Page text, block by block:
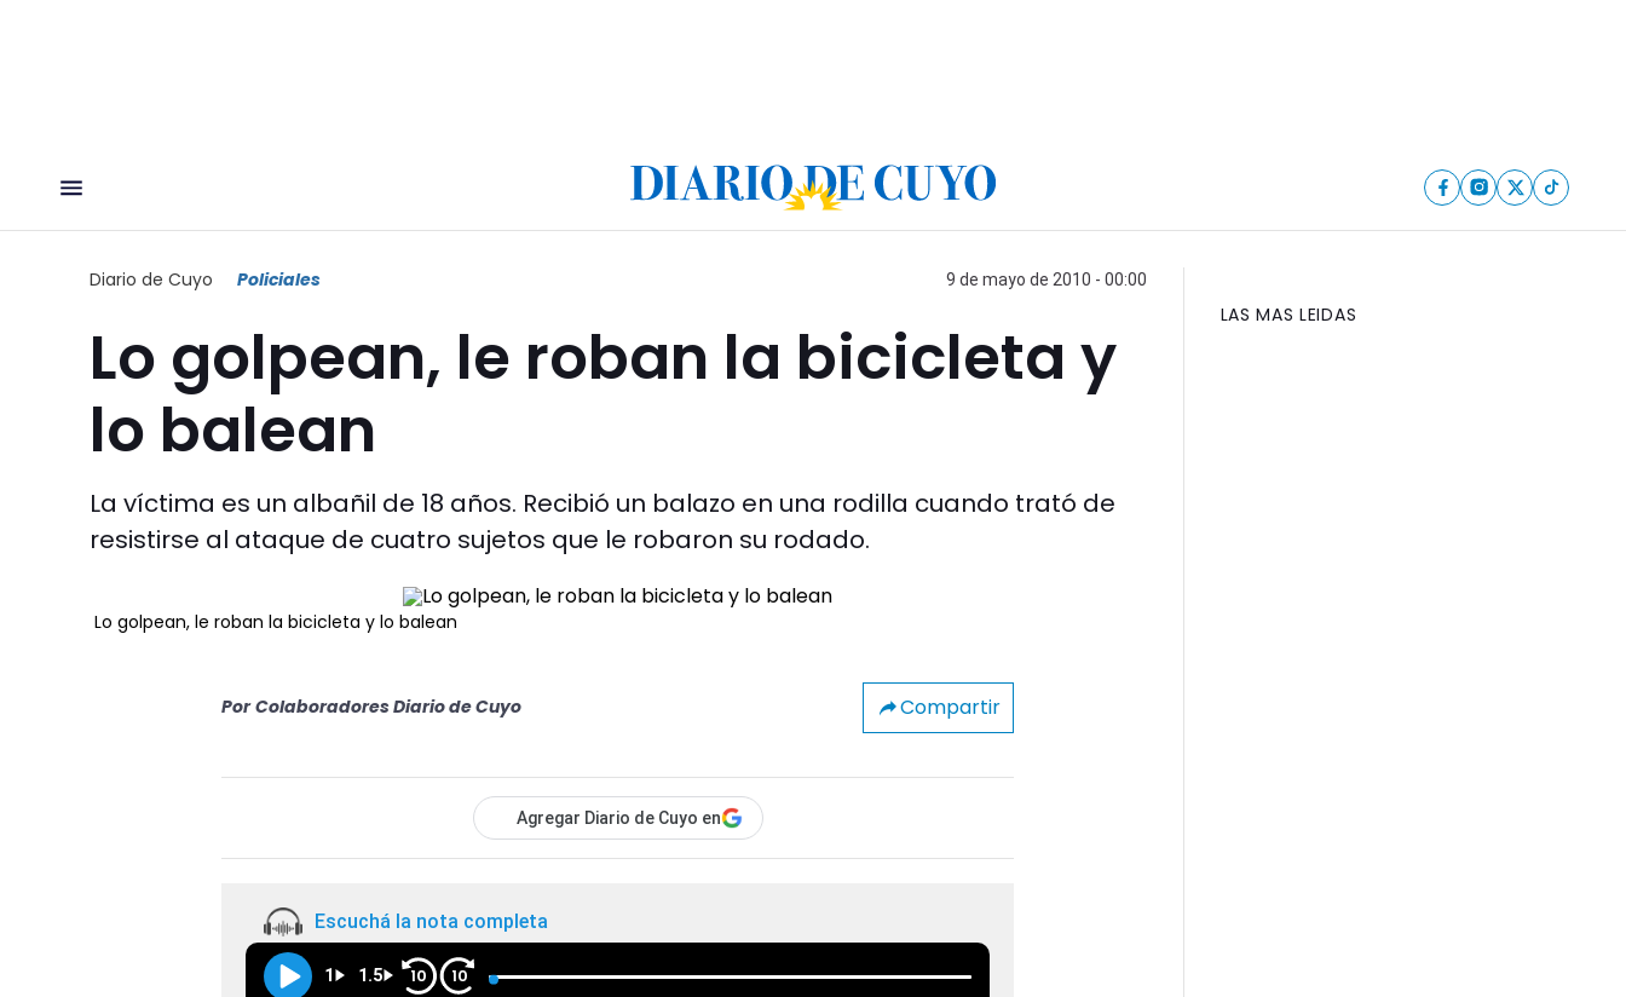
Diario de Cuyo Policiales 9 de mayo de 2010 - 00:00
Lo golpean, le roban la bicicleta y
lo balean
La víctima es un albañil de 18 años. Recibió un balazo en una rodilla cuando trató de
resistirse al ataque de cuatro sujetos que le robaron su rodado.
Lo golpean, le roban la bicicleta y lo balean
Por Colaboradores Diario de Cuyo Compartir
Agregar Diario de Cuyo en
Escuchá la nota completa
1 1.5 10 10
LAS MAS LEIDAS